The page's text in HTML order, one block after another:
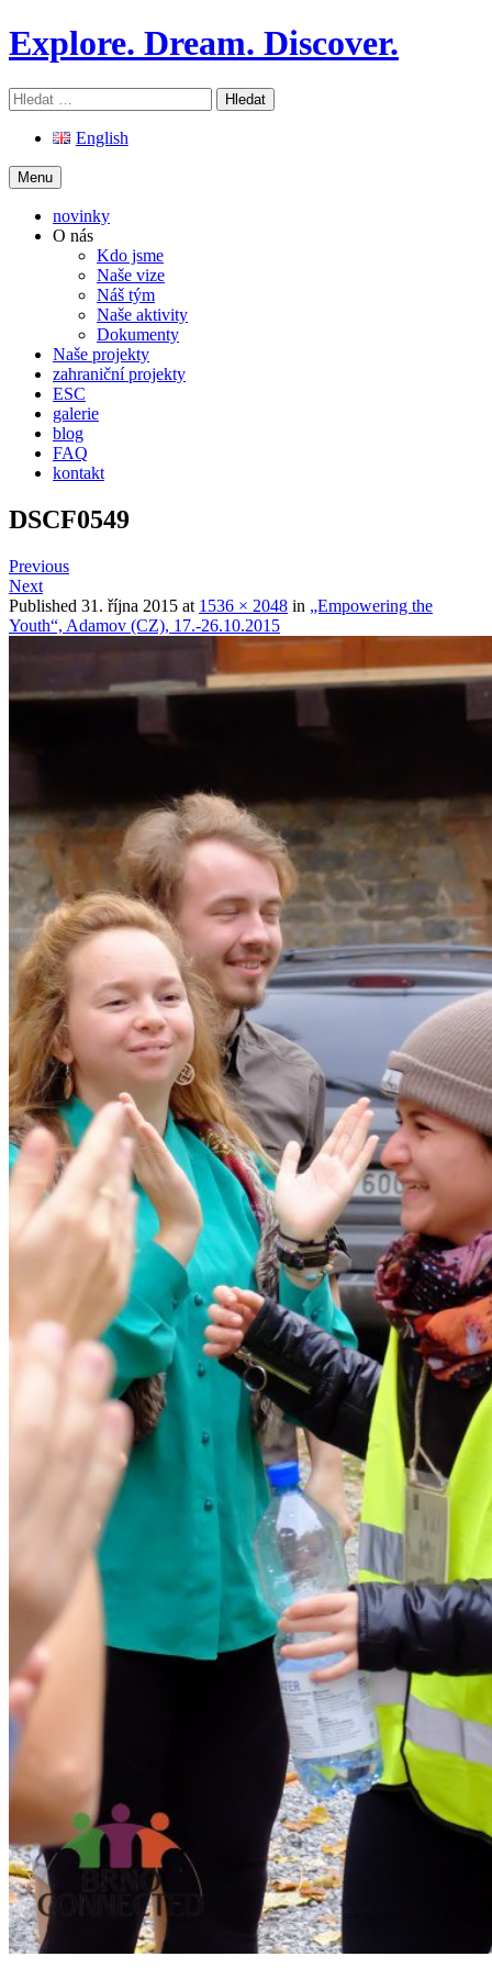
Skip
to
Explore. Dream. Discover.
Vyhledávání
English
Menu
novinky
O nás
Kdo jsme
Naše vize
Náš tým
Naše aktivity
Dokumenty
Naše projekty
zahraniční projekty
ESC
galerie
blog
FAQ
kontakt
DSCF0549
Previous
Next
Published 31. října 2015 at 1536 × 2048 in „Empowering the
Youth“, Adamov (CZ), 17.-26.10.2015